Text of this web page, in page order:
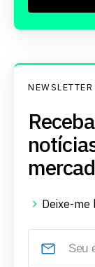
Deixe-me